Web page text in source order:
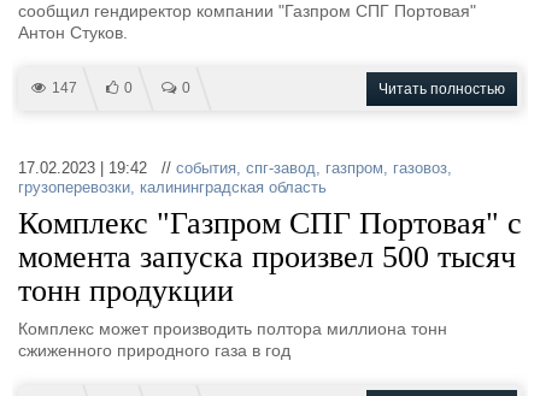
сообщил гендиректор компании "Газпром СПГ Портовая"
Антон Стуков.
147 0 0 Читать полностью
17.02.2023 | 19:42 // события, спг-завод, газпром, газовоз,
грузоперевозки, калининградская область
Комплекс "Газпром СПГ Портовая" с
момента запуска произвел 500 тысяч
тонн продукции
Комплекс может производить полтора миллиона тонн
сжиженного природного газа в год